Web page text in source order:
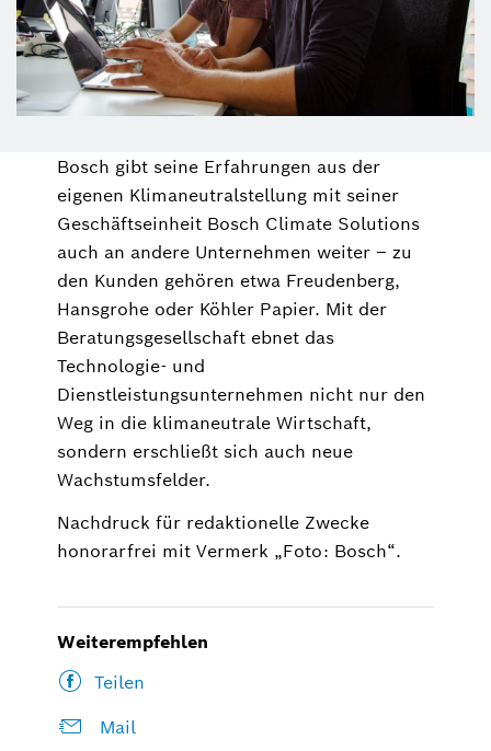
Bosch gibt seine Erfahrungen aus der
eigenen Klimaneutralstellung mit seiner
Geschäftseinheit Bosch Climate Solutions
auch an andere Unternehmen weiter – zu
den Kunden gehören etwa Freudenberg,
Hansgrohe oder Köhler Papier. Mit der
Beratungsgesellschaft ebnet das
Technologie- und
Dienstleistungsunternehmen nicht nur den
Weg in die klimaneutrale Wirtschaft,
sondern erschließt sich auch neue
Wachstumsfelder.
Nachdruck für redaktionelle Zwecke
honorarfrei mit Vermerk „Foto: Bosch“.
Weiterempfehlen
Teilen
Mail